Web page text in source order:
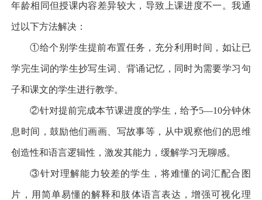
年龄相同但授课内容差异较大，导致上课进度不一。我通
过以下方法解决：
①给个别学生提前布置任务，充分利用时间，如让已
学完生词的学生抄写生词、背诵记忆，同时为需要学习句
子和课文的学生进行教学。
②针对提前完成本节课进度的学生，给予5—10分钟休
息时间，鼓励他们画画、写故事等，从中观察他们的思维
创造性和语言逻辑性，激发其能力，缓解学习无聊感。
③针对理解能力较差的学生，将难懂的词汇配合图
片，用简单易懂的解释和肢体语言表达，增强可视化理